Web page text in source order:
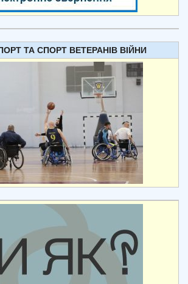
ТА СПОРТ ВЕТЕРАНІВ ВІЙНИ